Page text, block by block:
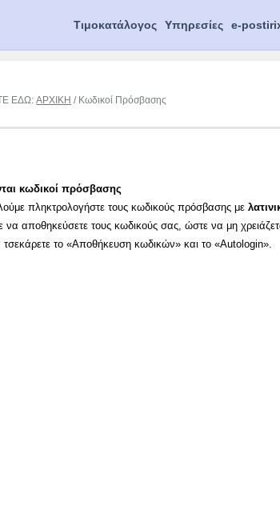
Τιμοκατάλογος Υπηρεσίες e-
ΕΔΩ:ΑΡΧΙΚΗ / Κωδικοί Πρόσβασης
κωδικοί πρόσβασης
πληκτρολογήστε τους κωδικούς πρόσβασης με
να αποθηκεύσετε τους κωδικούς σας, ώστε να μη
τσεκάρετε το «Αποθήκευση κωδικών» και το «Autologin».